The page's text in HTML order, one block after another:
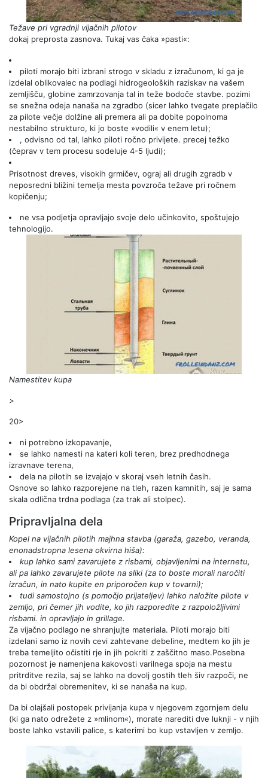
Težave pri vgradnji vijačnih pilotov
dokaj preprosta zasnova. Tukaj vas čaka »pasti«:
piloti morajo biti izbrani strogo v skladu z izračunom, ki ga je
izdelal oblikovalec na podlagi hidrogeoloških raziskav na vašem
zemljišču, globine zamrzovanja tal in teže bodoče stavbe. pozimi
se snežna odeja nanaša na zgradbo (sicer lahko tvegate preplačilo
za pilote večje dolžine ali premera ali pa dobite popolnoma
nestabilno strukturo, ki jo boste »vodili« v enem letu);
, odvisno od tal, lahko piloti ročno privijete. precej težko
(čeprav v tem procesu sodeluje 4-5 ljudi);
Prisotnost dreves, visokih grmičev, ograj ali drugih zgradb v
neposredni bližini temelja mesta povzroča težave pri ročnem
kopičenju;
ne vsa podjetja opravljajo svoje delo učinkovito, spoštujejo
tehnologijo.
Namestitev kupa
>
20>
ni potrebno izkopavanje,
se lahko namesti na kateri koli teren, brez predhodnega
izravnave terena,
dela na pilotih se izvajajo v skoraj vseh letnih časih.
Osnove so lahko razporejene na tleh, razen kamnitih, saj je sama
skala odlična trdna podlaga (za trak ali stolpec).
Pripravljalna dela
Kopel na vijačnih pilotih majhna stavba (garaža, gazebo, veranda,
enonadstropna lesena okvirna hiša):
kup lahko sami zavarujete z risbami, objavljenimi na internetu,
ali pa lahko zavarujete pilote na sliki (za to boste morali naročiti
izračun, in nato kupite en priporočen kup v tovarni);
tudi samostojno (s pomočjo prijateljev) lahko naložite pilote v
zemljo, pri čemer jih vodite, ko jih razporedite z razpoložljivimi
risbami. in opravljajo in grillage.
Za vijačno podlago ne shranjujte materiala. Piloti morajo biti
izdelani samo iz novih cevi zahtevane debeline, medtem ko jih je
treba temeljito očistiti rje in jih pokriti z zaščitno maso.Posebna
pozornost je namenjena kakovosti varilnega spoja na mestu
pritrditve rezila, saj se lahko na dovolj gostih tleh šiv razpoči, ne
da bi obdržal obremenitev, ki se nanaša na kup.
Da bi olajšali postopek privijanja kupa v njegovem zgornjem delu
(ki ga nato odrežete z »mlinom«), morate narediti dve luknji - v njih
boste lahko vstavili palice, s katerimi bo kup vstavljen v zemljo.